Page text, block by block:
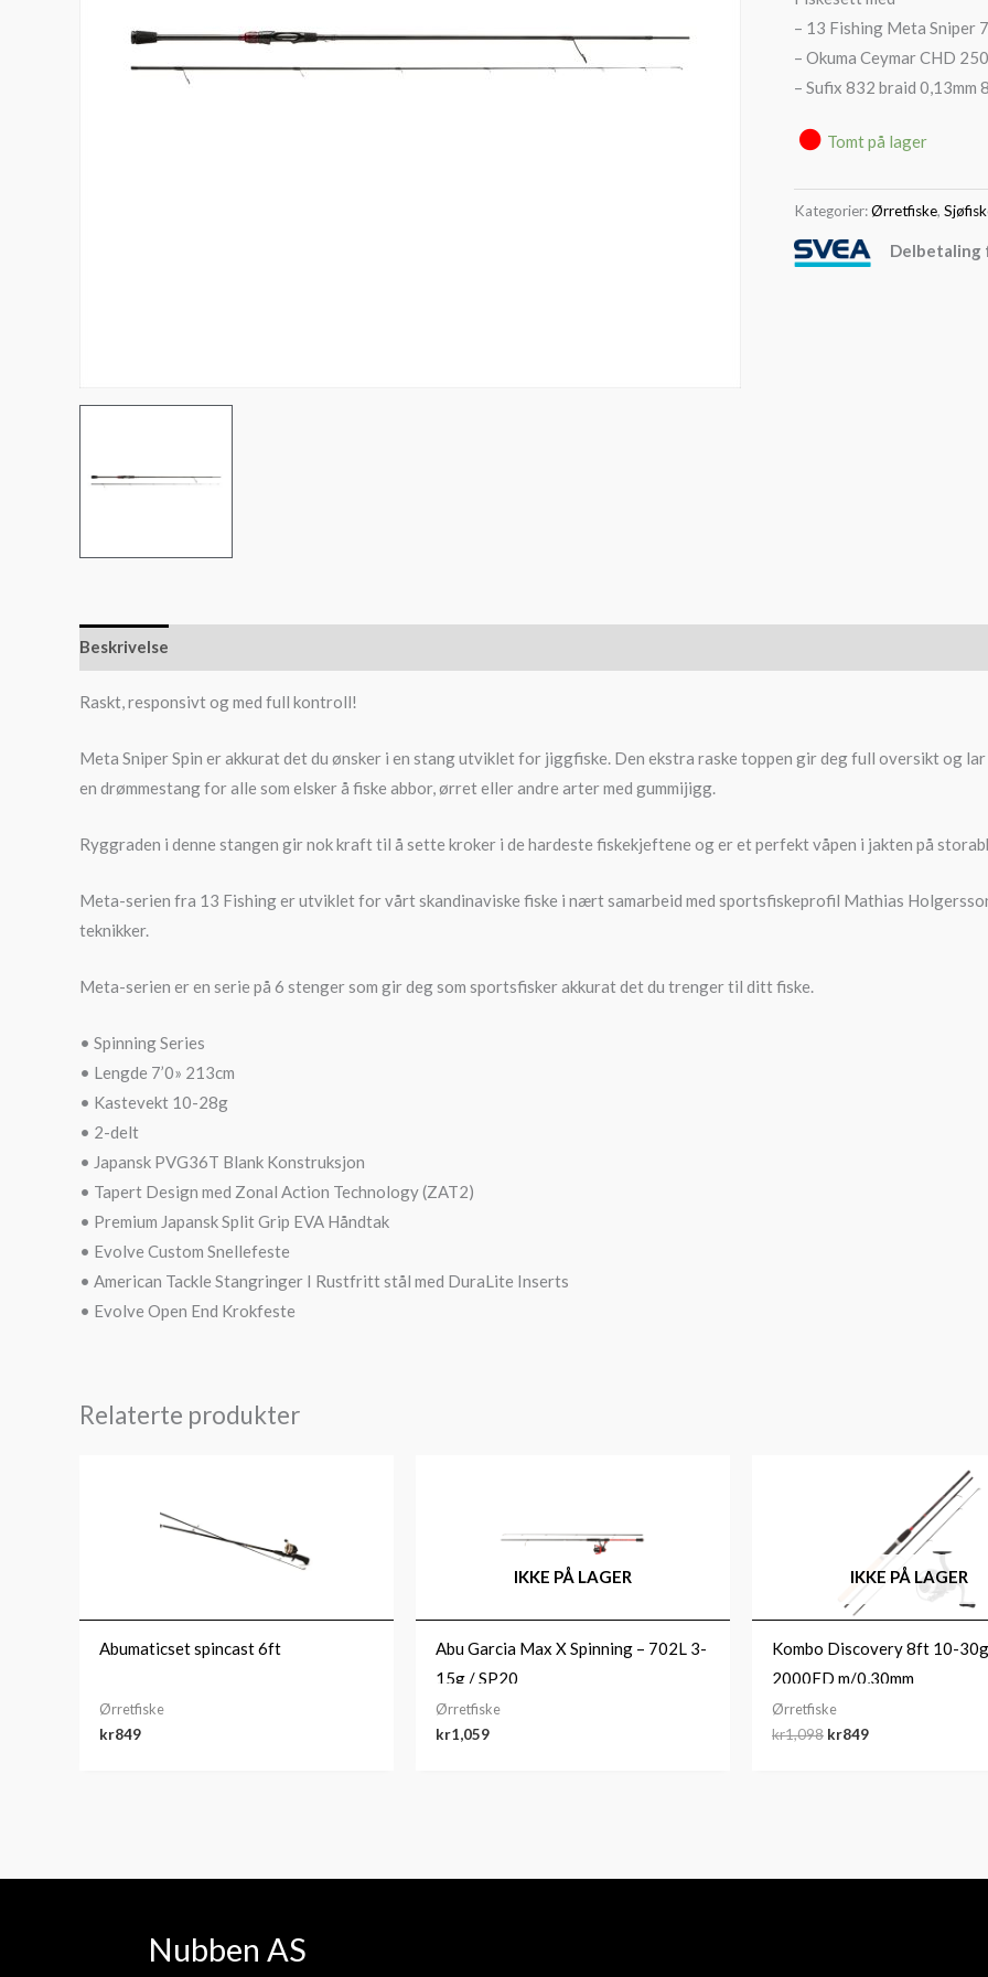
– 13 Fishing Meta Sniper
– Okuma Ceymar CHD
– Sufix 832 braid 0,13mm
Tomt på lager
Kategorier:Ørretfiske,
Delbetaling
Beskrivelse
Raskt, responsivt og med full kontroll!
Meta Sniper Spin er akkurat det du ønsker i en stang utviklet for jiggfiske. Den ekstra raske toppen gir deg full oversikt og
en drømmestang for alle som elsker å fiske abbor, ørret eller andre arter med gummijigg.
Ryggraden i denne stangen gir nok kraft til å sette kroker i de hardeste fiskekjeftene og er et perfekt våpen i jakten på
Meta-serien fra 13 Fishing er utviklet for vårt skandinaviske fiske i nært samarbeid med sportsfiskeprofil Mathias
teknikker.
Meta-serien er en serie på 6 stenger som gir deg som sportsfisker akkurat det du trenger til ditt fiske.
• Spinning Series
• Lengde 7’0» 213cm
• Kastevekt 10-28g
• 2-delt
• Japansk PVG36T Blank Konstruksjon
• Tapert Design med Zonal Action Technology (ZAT2)
• Premium Japansk Split Grip EVA Håndtak
• Evolve Custom Snellefeste
• American Tackle Stangringer I Rustfritt stål med DuraLite Inserts
• Evolve Open End Krokfeste
Relaterte produkter
Abumaticset spincast 6ft
Ørretfiske
kr849
IKKE PÅ LAGER
Abu Garcia Max X Spinning – 702L 3-
15g / SP20
Ørretfiske
kr1,059
IKKE PÅ LAGER
Kombo Discovery 8ft 10-
2000FD m/0,30mm
Ørretfiske
kr1,098 kr849
Nubben AS